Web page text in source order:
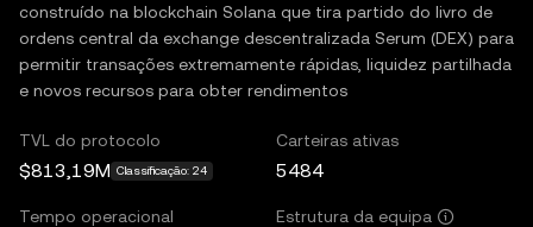
construído na blockchain Solana que tira partido do livro de
ordens central da exchange descentralizada Serum (DEX) para
permitir transações extremamente rápidas, liquidez partilhada
e novos recursos para obter rendimentos
TVL do protocolo
$813,19M Classificação: 24
Carteiras ativas
5484
Tempo operacional Estrutura da equipa